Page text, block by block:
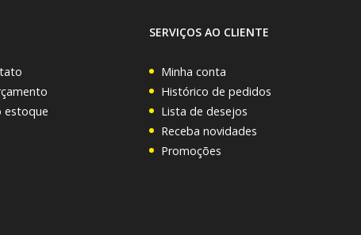
estoque
SERVIÇOS AO CLIENTE
Minha conta
Histórico de pedidos
Lista de desejos
Receba novidades
Promoções